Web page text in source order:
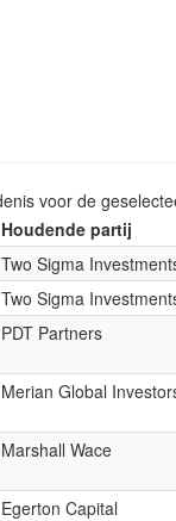
voor de
Houdende partij
Two Sigma
Two Sigma
PDT Partners
Merian Global
Marshall Wace
Egerton Capital